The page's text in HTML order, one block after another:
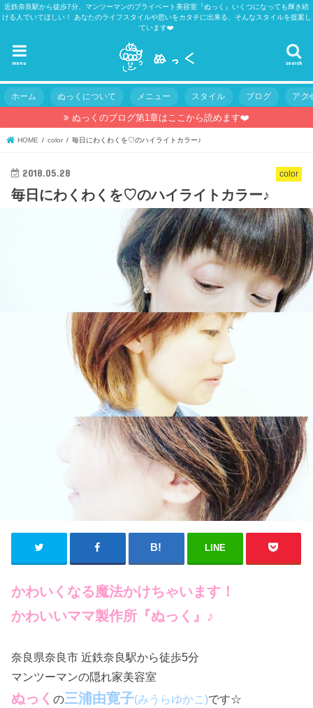
近鉄奈良駅から徒歩7分、マンツーマンのプライベート美容室『ぬっく』いくつになっても輝き続
ける人でいてほしい！ あなたのライフスタイルや思いをカタチに出来る、そんなスタイルを提案し
ています❤️
search
menu
ホーム ぬっくについて メニュー スタイル ブログ アク
ぬっくのブログ第1章はここから読めます❤️
HOME color 毎日にわくわくを♡のハイライトカラー♪
color
2018.05.28
毎日にわくわくを♡のハイライトカラー♪
LINE
かわいくなる魔法かけちゃいます！
かわいいママ製作所『ぬっく』♪
奈良県奈良市 近鉄奈良駅から徒歩5分
マンツーマンの隠れ家美容室
ぬっくの三浦由寛子(みうらゆかこ)です☆